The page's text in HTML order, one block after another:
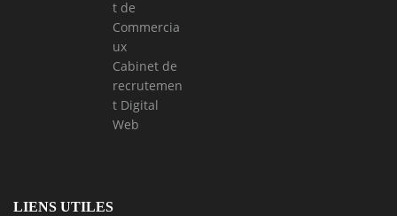
t de
Commercia
ux
Cabinet de
recrutemen
t Digital
Web
LIENS UTILES